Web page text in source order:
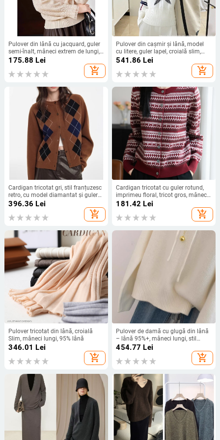
Pulover din lână cu jacquard, guler
semi-înalt, mâneci extrem de lungi,
pentru toamnă-zima, femei
175.88 Lei
add_shopping_cart
Pulover din cașmir și lână, model
cu litere, guler lapel, croială slim,
mâneci lungi
541.86 Lei
add_shopping_cart
Cardigan tricotat gri, stil franțuzesc
retro, cu model diamantat și guler
rotund, pentru femei, toamnă-iarnă.
396.36 Lei
add_shopping_cart
Cardigan tricotat cu guler rotund,
imprimeu floral, tricot gros, mâneci
lungi, pulover pentru femei
181.42 Lei
add_shopping_cart
Pulover tricotat din lână, croială
Slim, mâneci lungi, 95% lână
346.01 Lei
add_shopping_cart
Pulover de damă cu glugă din lână
– lână 95%+, mâneci lungi, stil
elegant urban
454.77 Lei
add_shopping_cart